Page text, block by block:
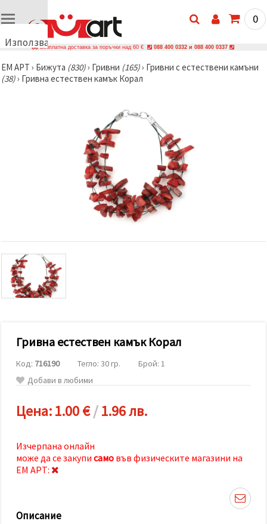
Използваме
🍪
Използваме
да
показваме
по-
релевантно
съдържание
и реклами,
включително
за анализ
използваме
всички
натиснеш
"Приеми
всички!"
"Настройки",
0
Безплатна доставка за поръчки над 60 € 088 400 0332 и 088 400 0337
ЕМ АРТ › Бижутa (830)› Гривни (165)› Гривни с естествени камъни
(38)› Гривна естествен камък Корал
Гривна естествен камък Корал
Код: 716190 Тегло: 30 гр.
Брой: 1
Добави в любими
Цена:1.00 €/1.96 лв.
Изчерпана онлайн
може да се закупи само във физическите магазини на
ЕМ АРТ:
Описание